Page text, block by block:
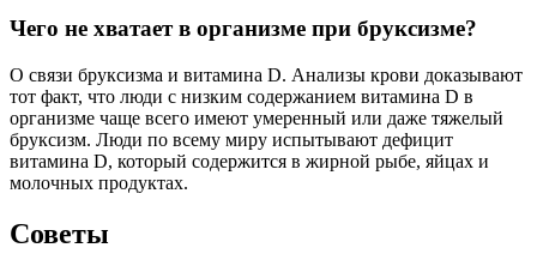
Чего не хватает в организме при бруксизме?
О связи бруксизма и витамина D. Анализы крови доказывают
тот факт, что люди с низким содержанием витамина D в
организме чаще всего имеют умеренный или даже тяжелый
бруксизм. Люди по всему миру испытывают дефицит
витамина D, который содержится в жирной рыбе, яйцах и
молочных продуктах.
Советы